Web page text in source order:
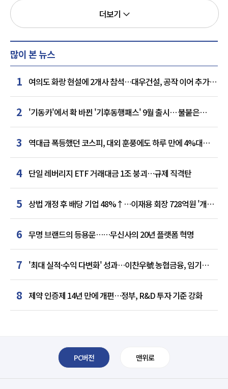
더보기
많이 본 뉴스
1 여의도 화랑 현설에 2개사 참석…대우건설, 공작 이어 추가
거점 확보하나
2 '기동카'에서 확 바뀐 '기후동행패스' 9월 출시… 불붙은
카드사 경쟁
3
역대급 폭등했던 코스피, 대외 훈풍에도 하루 만에 4%대
급락
4 단일 레버리지 ETF 거래대금 1조 붕괴…규제 직격탄
5 상법 개정 후 배당 기업 48%↑…이재용 회장 728억원 '개인
최다'
6 무명 브랜드의 등용문……무신사의 20년 플랫폼 혁명
7 '최대 실적·수익 다변화' 성과…이찬우號 농협금융, 임기
말년 성장 박차
8 제약 인증제 14년 만에 개편…정부, R&D 투자 기준 강화
PC버전 맨위로